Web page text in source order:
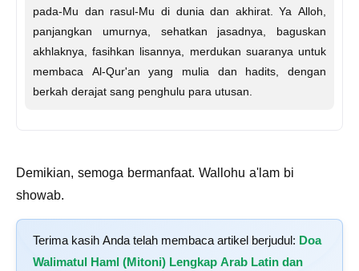
pada-Mu dan rasul-Mu di dunia dan akhirat. Ya Alloh,
panjangkan umurnya, sehatkan jasadnya, baguskan
akhlaknya, fasihkan lisannya, merdukan suaranya untuk
membaca Al-Qur'an yang mulia dan hadits, dengan
berkah derajat sang penghulu para utusan.
Demikian, semoga bermanfaat. Wallohu a'lam bi
showab.
Terima kasih Anda telah membaca artikel berjudul: Doa
Walimatul Haml (Mitoni) Lengkap Arab Latin dan